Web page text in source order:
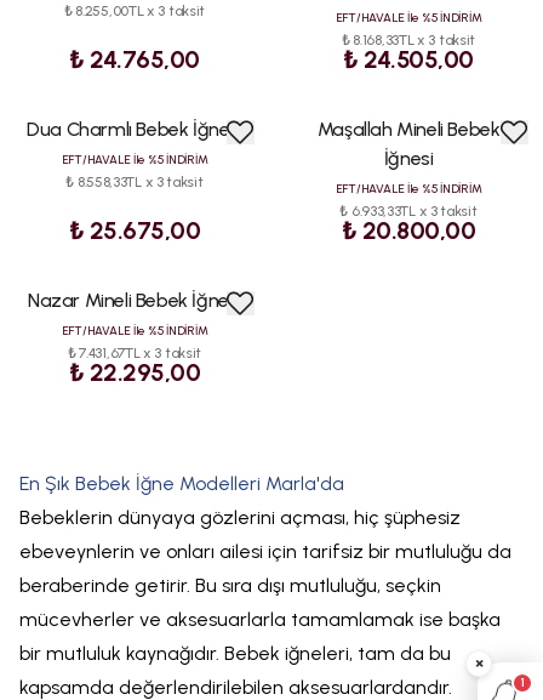
₺ 8.255,00TL x 3 taksit
₺ 24.765,00
EFT/HAVALE İle %5 İNDİRİM
₺ 8.168,33TL x 3 taksit
₺ 24.505,00
ÇOK
Dua Charmlı Bebek İğnesi
EFT/HAVALE İle %5 İNDİRİM
₺ 8.558,33TL x 3 taksit
₺ 25.675,00
ÇOKMaşallah Mineli Bebek
İğnesi
EFT/HAVALE İle %5 İNDİRİM
₺ 6.933,33TL x 3 taksit
₺ 20.800,00
ÇOK
Nazar Mineli Bebek İğnesi
EFT/HAVALE İle %5 İNDİRİM
₺ 7.431,67TL x 3 taksit
₺ 22.295,00
En Şık Bebek İğne Modelleri Marla'da
Bebeklerin dünyaya gözlerini açması, hiç şüphesiz
ebeveynlerin ve onları ailesi için tarifsiz bir mutluluğu da
beraberinde getirir. Bu sıra dışı mutluluğu, seçkin
mücevherler ve aksesuarlarla tamamlamak ise başka
bir mutluluk kaynağıdır. Bebek iğneleri, tam da bu
kapsamda değerlendirilebilen aksesuarlardandır.
×
1